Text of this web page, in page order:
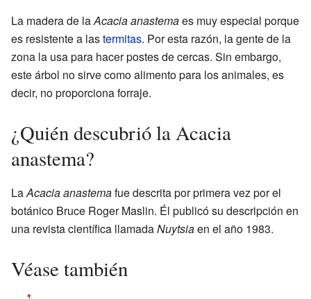
La madera de laAcacia anastemaes muy especial porque
es resistente a lastermitas. Por esta razón, la gente de la
zona la usa para hacer postes de cercas. Sin embargo,
este árbol no sirve como alimento para los animales, es
decir, no proporciona forraje.
¿Quién descubrió la Acacia
anastema?
LaAcacia anastemafue descrita por primera vez por el
botánico Bruce Roger Maslin. Él publicó su descripción en
una revista científica llamadaNuytsiaen el año 1983.
Véase también